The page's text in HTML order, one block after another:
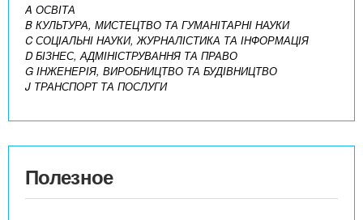
A ОСВІТА
B КУЛЬТУРА, МИСТЕЦТВО ТА ГУМАНІТАРНІ НАУКИ
C СОЦІАЛЬНІ НАУКИ, ЖУРНАЛІСТИКА ТА ІНФОРМАЦІЯ
D БІЗНЕС, АДМІНІСТРУВАННЯ ТА ПРАВО
G ІНЖЕНЕРІЯ, ВИРОБНИЦТВО ТА БУДІВНИЦТВО
J ТРАНСПОРТ ТА ПОСЛУГИ
Полезное